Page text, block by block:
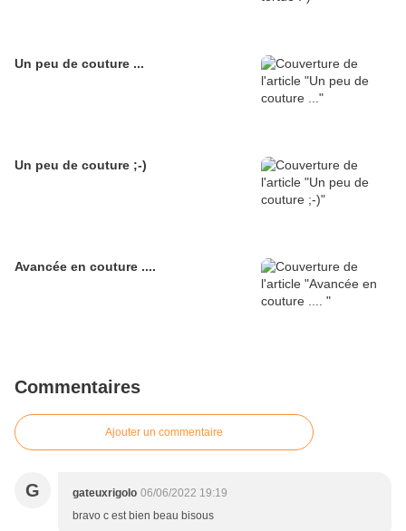
Un peu de couture ...
Un peu de couture ;-)
Avancée en couture ....
Commentaires
Ajouter un commentaire
G gateuxrigolo 06/06/2022 19:19
bravo c est bien beau bisous